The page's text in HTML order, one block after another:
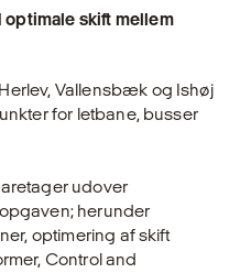
skift mellem
Vallensbæk og Ishøj
for letbane, busser
udover
herunder
optimering af skift
Control and